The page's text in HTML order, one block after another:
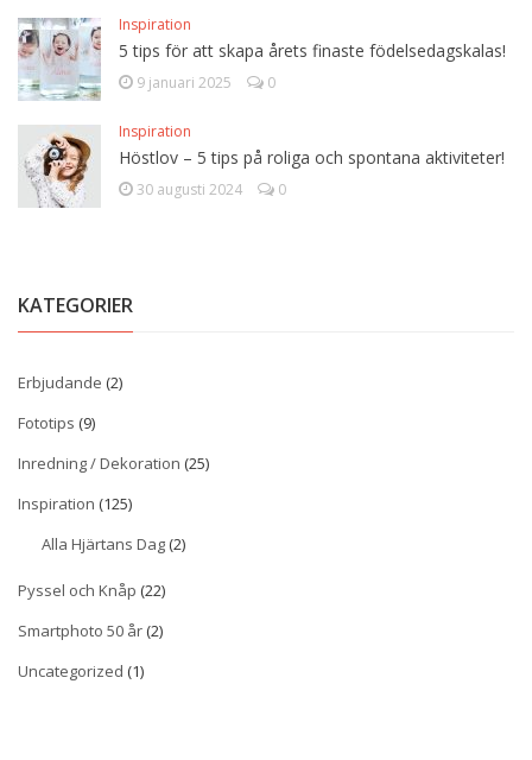
Inspiration
5 tips för att skapa årets finaste födelsedagskalas!
9 januari 2025 0
Inspiration
Höstlov – 5 tips på roliga och spontana aktiviteter!
30 augusti 2024 0
KATEGORIER
Erbjudande (2)
Fototips (9)
Inredning / Dekoration (25)
Inspiration (125)
Alla Hjärtans Dag(2)
Pyssel och Knåp (22)
Smartphoto 50 år(2)
Uncategorized (1)